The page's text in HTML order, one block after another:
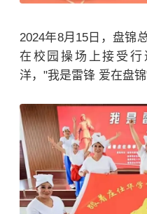
2024年8月15日，盘锦
在校园操场上接受
洋，"我是雷锋 爱在盘锦